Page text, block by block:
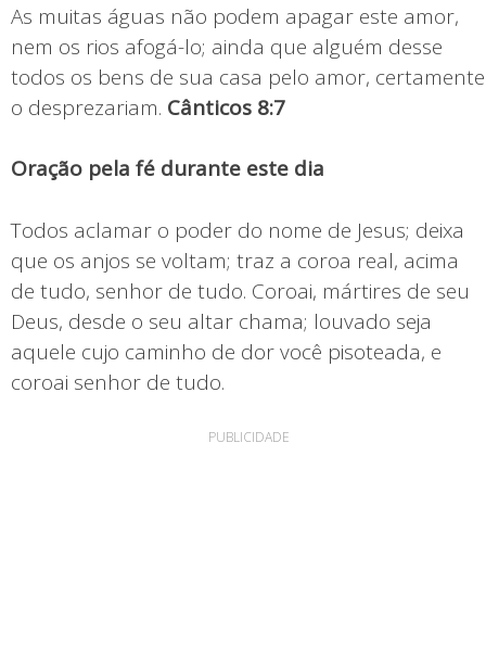
As muitas águas não podem apagar este amor,
nem os rios afogá-lo; ainda que alguém desse
todos os bens de sua casa pelo amor, certamente
o desprezariam. Cânticos 8:7
Oração pela fé durante este dia
Todos aclamar o poder do nome de Jesus; deixa
que os anjos se voltam; traz a coroa real, acima
de tudo, senhor de tudo. Coroai, mártires de seu
Deus, desde o seu altar chama; louvado seja
aquele cujo caminho de dor você pisoteada, e
coroai senhor de tudo.
PUBLICIDADE